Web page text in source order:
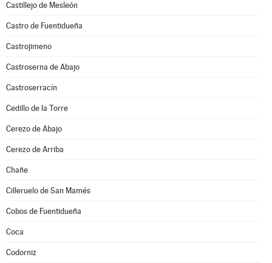
Castillejo de Mesleón
Castro de Fuentidueña
Castrojimeno
Castroserna de Abajo
Castroserracín
Cedillo de la Torre
Cerezo de Abajo
Cerezo de Arriba
Chañe
Cilleruelo de San Mamés
Cobos de Fuentidueña
Coca
Codorniz